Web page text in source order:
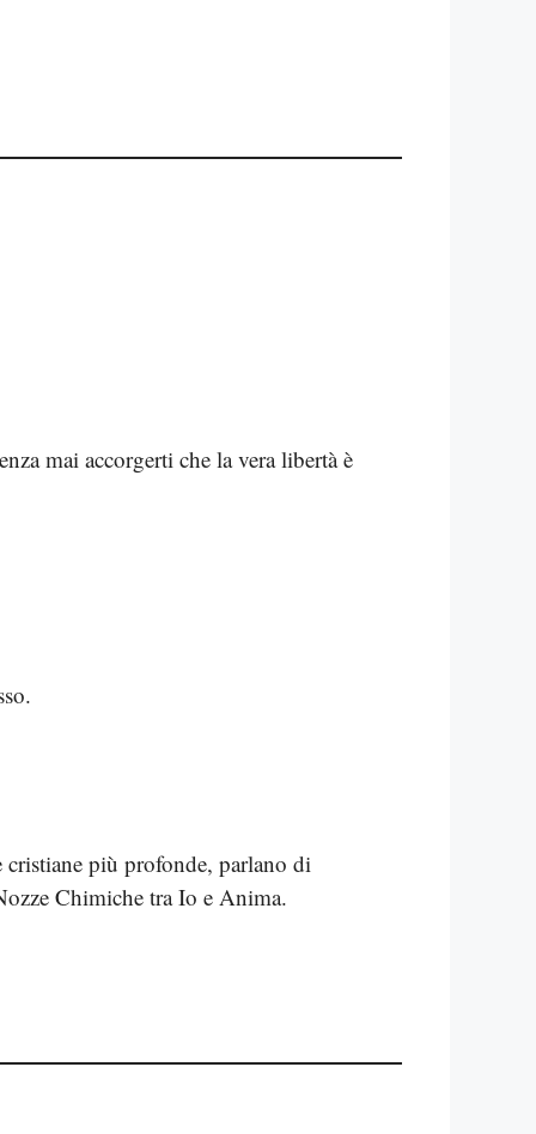
mai accorgerti che la vera libertà è
più profonde, parlano di
Chimiche tra Io e Anima.